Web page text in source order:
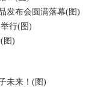
发布会圆满落幕(图)
行(图)
图)
未来！(图)